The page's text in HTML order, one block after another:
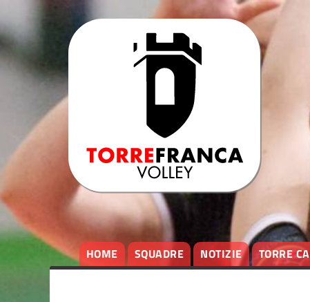
HOME SQUADRE NOTIZIE TORRE